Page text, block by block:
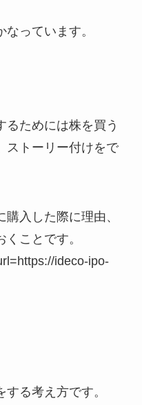
っています。
るためには株を買う
ストーリー付けをで
入した際に理由、
ことです。
ideco-ipo-
る考え方です。